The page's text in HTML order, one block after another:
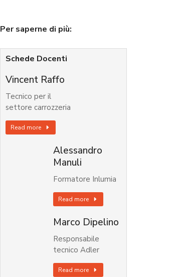
Per saperne di più:
Schede Docenti
Vincent Raffo
Tecnico per il
settore carrozzeria
Read more
Alessandro
Manuli
Formatore Inlumia
Read more
Marco Dipelino
Responsabile
tecnico Adler
Read more